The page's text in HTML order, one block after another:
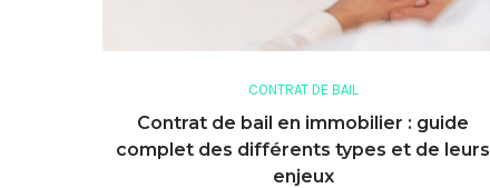
CONTRAT DE BAIL
Contrat de bail en immobilier : guide
complet des différents types et de leurs
enjeux